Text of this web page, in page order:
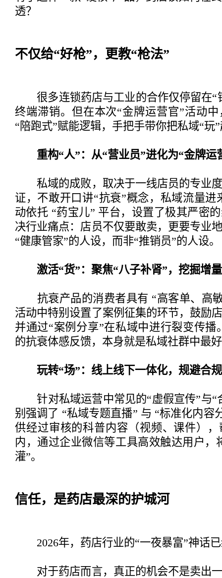
透？
不仅给“好枪”，更教“枪法”
很多连锁药店与工业的合作仅停留在“
终端滞销。但在本次“金牌运营官”活动
“陪跑式”赋能逻辑，手把手带你把私域“玩
重构“人”：从“营业员”进化为“金牌运
私域的成败，取决于一线店员的专业度
证，不敢开口讲“抗衰”概念，私域流量
动依托 “药宝儿” 平台，设置了极其严密
决行业痛点：店员不仅要敢卖，更要专业
“健康管家”的人设，而非“推销员”的人设。
激活“货”：聚焦“八子补肾”，挖掘增
抗衰产品的消费者具有 “高客单、高
活动中特别设置了案例征集的环节，鼓励
并通过“案例分享”在私域中进行裂变传
的抗衰体感反馈，本身就是私域社群中最
玩转“场”：线上线下一体化，规避合
针对私域运营中常见的“虚假宣传”与“
别强调了 “私域专题直播” 与 “标准化内容
供经过审核的科普内容（视频、课件）
内，通过企业微信等工具高效触达用户，
灌”。
信任，是药店最深的护城河
2026年，药店行业的“一夜暴富”神话
对于药店而言，真正的机会不是卖出一